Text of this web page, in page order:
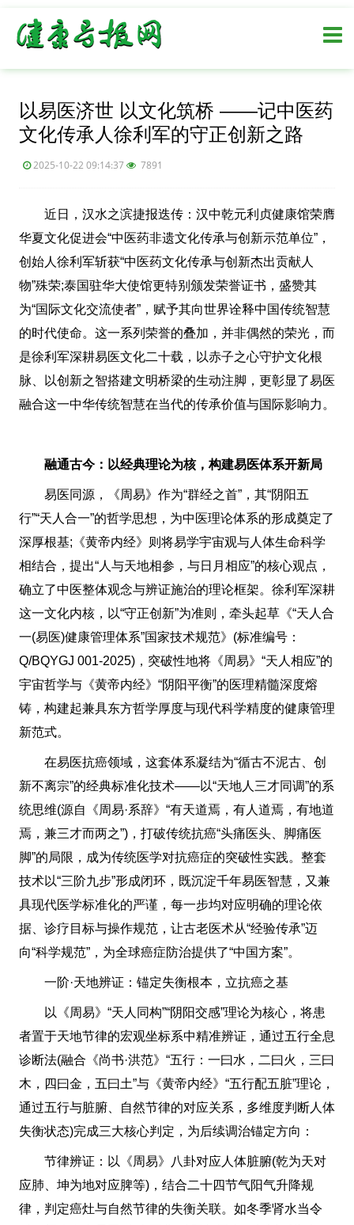
以易医济世 以文化筑桥 ——记中医药
文化传承人徐利军的守正创新之路
2025-10-22 09:14:37 7891
近日，汉水之滨捷报迭传：汉中乾元利贞健康馆荣膺
华夏文化促进会“中医药非遗文化传承与创新示范单位”，
创始人徐利军斩获“中医药文化传承与创新杰出贡献人
物”殊荣;泰国驻华大使馆更特别颁发荣誉证书，盛赞其
为“国际文化交流使者”，赋予其向世界诠释中国传统智慧
的时代使命。这一系列荣誉的叠加，并非偶然的荣光，而
是徐利军深耕易医文化二十载，以赤子之心守护文化根
脉、以创新之智搭建文明桥梁的生动注脚，更彰显了易医
融合这一中华传统智慧在当代的传承价值与国际影响力。
融通古今：以经典理论为核，构建易医体系开新局
易医同源，《周易》作为“群经之首”，其“阴阳五
行”“天人合一”的哲学思想，为中医理论体系的形成奠定了
深厚根基;《黄帝内经》则将易学宇宙观与人体生命科学
相结合，提出“人与天地相参，与日月相应”的核心观点，
确立了中医整体观念与辨证施治的理论框架。徐利军深耕
这一文化内核，以“守正创新”为准则，牵头起草《“天人合
一(易医)健康管理体系”国家技术规范》(标准编号：
Q/BQYGJ 001-2025)，突破性地将《周易》“天人相应”的
宇宙哲学与《黄帝内经》“阴阳平衡”的医理精髓深度熔
铸，构建起兼具东方哲学厚度与现代科学精度的健康管理
新范式。
在易医抗癌领域，这套体系凝结为“循古不泥古、创
新不离宗”的经典标准化技术——以“天地人三才同调”的系
统思维(源自《周易·系辞》“有天道焉，有人道焉，有地道
焉，兼三才而两之”)，打破传统抗癌“头痛医头、脚痛医
脚”的局限，成为传统医学对抗癌症的突破性实践。整套
技术以“三阶九步”形成闭环，既沉淀千年易医智慧，又兼
具现代医学标准化的严谨，每一步均对应明确的理论依
据、诊疗目标与操作规范，让古老医术从“经验传承”迈
向“科学规范”，为全球癌症防治提供了“中国方案”。
一阶·天地辨证：锚定失衡根本，立抗癌之基
以《周易》“天人同构”“阴阳交感”理论为核心，将患
者置于天地节律的宏观坐标系中精准辨证，通过五行全息
诊断法(融合《尚书·洪范》“五行：一曰水，二曰火，三曰
木，四曰金，五曰土”与《黄帝内经》“五行配五脏”理论，
通过五行与脏腑、自然节律的对应关系，多维度判断人体
失衡状态)完成三大核心判定，为后续调治锚定方向：
节律辨证：以《周易》八卦对应人体脏腑(乾为天对
应肺、坤为地对应脾等)，结合二十四节气阳气升降规
律，判定癌灶与自然节律的失衡关联。如冬季肾水当令